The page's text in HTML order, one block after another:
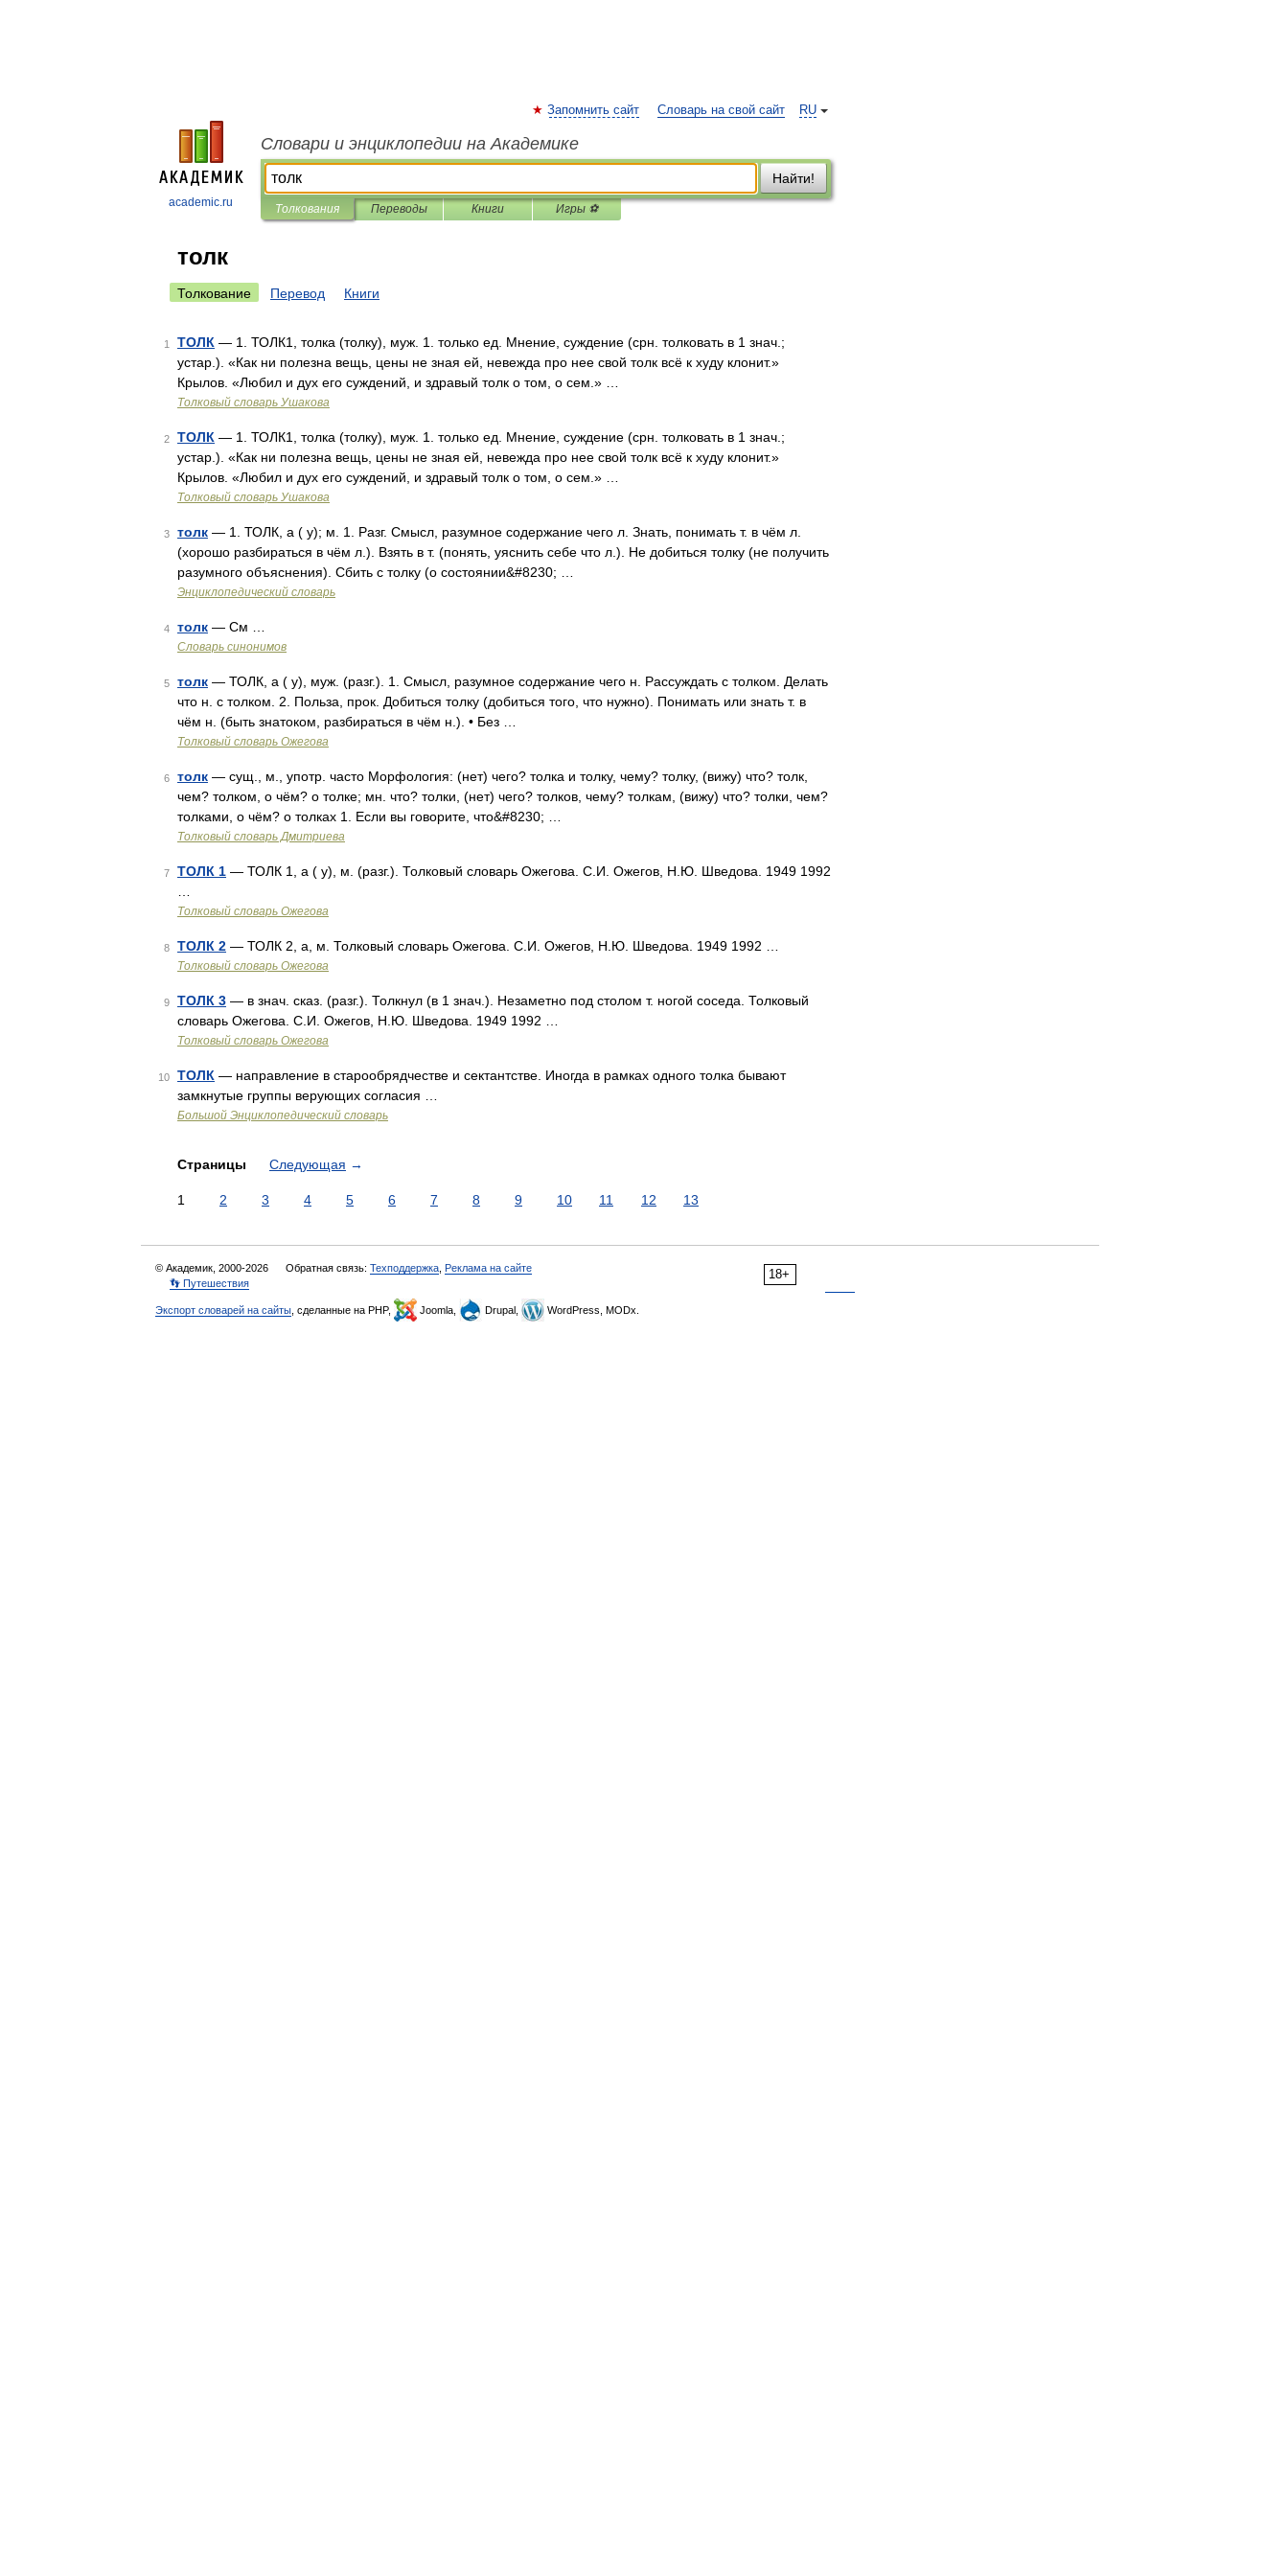
academic.ru
RU
Запомнить сайт Словарь на свой сайт
Словари и энциклопедии на Академике
Найти!
Толкования Переводы Книги Игры ⚽
толк
Толкование Перевод Книги
1 ТОЛК — 1. ТОЛК1, толка (толку), муж. 1. только ед. Мнение, суждение (срн. толковать в 1 знач.;
устар.). «Как ни полезна вещь, цены не зная ей, невежда про нее свой толк всё к худу клонит.»
Крылов. «Любил и дух его суждений, и здравый толк о том, о сем.» …
Толковый словарь Ушакова
2 ТОЛК — 1. ТОЛК1, толка (толку), муж. 1. только ед. Мнение, суждение (срн. толковать в 1 знач.;
устар.). «Как ни полезна вещь, цены не зная ей, невежда про нее свой толк всё к худу клонит.»
Крылов. «Любил и дух его суждений, и здравый толк о том, о сем.» …
Толковый словарь Ушакова
3 толк — 1. ТОЛК, а ( у); м. 1. Разг. Смысл, разумное содержание чего л. Знать, понимать т. в чём л.
(хорошо разбираться в чём л.). Взять в т. (понять, уяснить себе что л.). Не добиться толку (не получить
разумного объяснения). Сбить с толку (о состоянии&#8230; …
Энциклопедический словарь
4 толк — См …
Словарь синонимов
5 толк — ТОЛК, а ( у), муж. (разг.). 1. Смысл, разумное содержание чего н. Рассуждать с толком. Делать
что н. с толком. 2. Польза, прок. Добиться толку (добиться того, что нужно). Понимать или знать т. в
чём н. (быть знатоком, разбираться в чём н.). • Без …
Толковый словарь Ожегова
6 толк — сущ., м., употр. часто Морфология: (нет) чего? толка и толку, чему? толку, (вижу) что? толк,
чем? толком, о чём? о толке; мн. что? толки, (нет) чего? толков, чему? толкам, (вижу) что? толки, чем?
толками, о чём? о толках 1. Если вы говорите, что&#8230; …
Толковый словарь Дмитриева
7 ТОЛК 1 — ТОЛК 1, а ( у), м. (разг.). Толковый словарь Ожегова. С.И. Ожегов, Н.Ю. Шведова. 1949 1992
Толковый словарь Ожегова
8 ТОЛК 2 — ТОЛК 2, а, м. Толковый словарь Ожегова. С.И. Ожегов, Н.Ю. Шведова. 1949 1992 …
Толковый словарь Ожегова
9 ТОЛК 3 — в знач. сказ. (разг.). Толкнул (в 1 знач.). Незаметно под столом т. ногой соседа. Толковый
словарь Ожегова. С.И. Ожегов, Н.Ю. Шведова. 1949 1992 …
Толковый словарь Ожегова
10 ТОЛК — направление в старообрядчестве и сектантстве. Иногда в рамках одного толка бывают
замкнутые группы верующих согласия …
Большой Энциклопедический словарь
Страницы Следующая →
1 2 3 4 5 6 7 8 9 10 11 12 13
18+
© Академик, 2000-2026 Обратная связь: Техподдержка Реклама на сайте
👣 Путешествия
Экспорт словарей на сайты , сделанные на PHP, Joomla, Drupal, WordPress, MODx.